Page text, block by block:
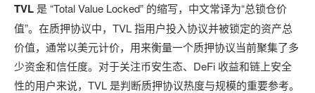
TVL是 “Total Value Locked” 的缩写，中文常译为“总锁仓价
值”。在质押协议中，TVL 指用户投入协议并被锁定的资产总
价值，通常以美元计价，用来衡量一个质押协议当前聚集了多
少资金和信任度。对于关注币安生态、DeFi 收益和链上安全
性的用户来说，TVL 是判断质押协议热度与规模的重要参考。